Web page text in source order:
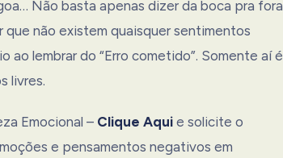
Não basta apenas dizer da boca pra fora
não existem quaisquer sentimentos
ao lembrar do “Erro cometido”. Somente aí é
livres.
Emocional – Clique Aqui e solicite o
e pensamentos negativos em